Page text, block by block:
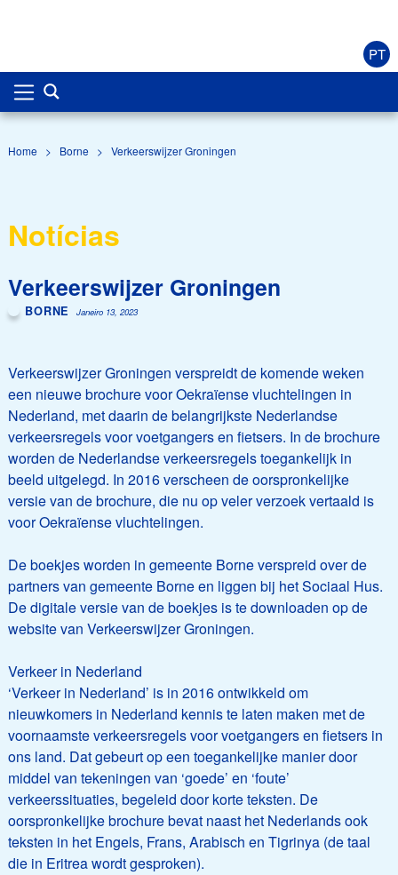
PT
Home > Borne > Verkeerswijzer Groningen
Notícias
Verkeerswijzer Groningen
BORNE Janeiro 13, 2023
Verkeerswijzer Groningen verspreidt de komende weken
een nieuwe brochure voor Oekraïense vluchtelingen in
Nederland, met daarin de belangrijkste Nederlandse
verkeersregels voor voetgangers en fietsers. In de brochure
worden de Nederlandse verkeersregels toegankelijk in
beeld uitgelegd. In 2016 verscheen de oorspronkelijke
versie van de brochure, die nu op veler verzoek vertaald is
voor Oekraïense vluchtelingen.
De boekjes worden in gemeente Borne verspreid over de
partners van gemeente Borne en liggen bij het Sociaal Hus.
De digitale versie van de boekjes is te downloaden op de
website van Verkeerswijzer Groningen.
Verkeer in Nederland
‘Verkeer in Nederland’ is in 2016 ontwikkeld om
nieuwkomers in Nederland kennis te laten maken met de
voornaamste verkeersregels voor voetgangers en fietsers in
ons land. Dat gebeurt op een toegankelijke manier door
middel van tekeningen van ‘goede’ en ‘foute’
verkeerssituaties, begeleid door korte teksten. De
oorspronkelijke brochure bevat naast het Nederlands ook
teksten in het Engels, Frans, Arabisch en Tigrinya (de taal
die in Eritrea wordt gesproken).